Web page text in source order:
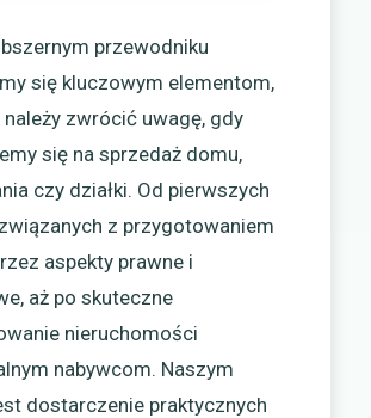
przewodniku
się kluczowym elementom,
należy zwrócić uwagę, gdy
się na sprzedaż domu,
czy działki. Od pierwszych
z przygotowaniem
aspekty prawne i
aż po skuteczne
nieruchomości
nabywcom. Naszym
dostarczenie praktycznych